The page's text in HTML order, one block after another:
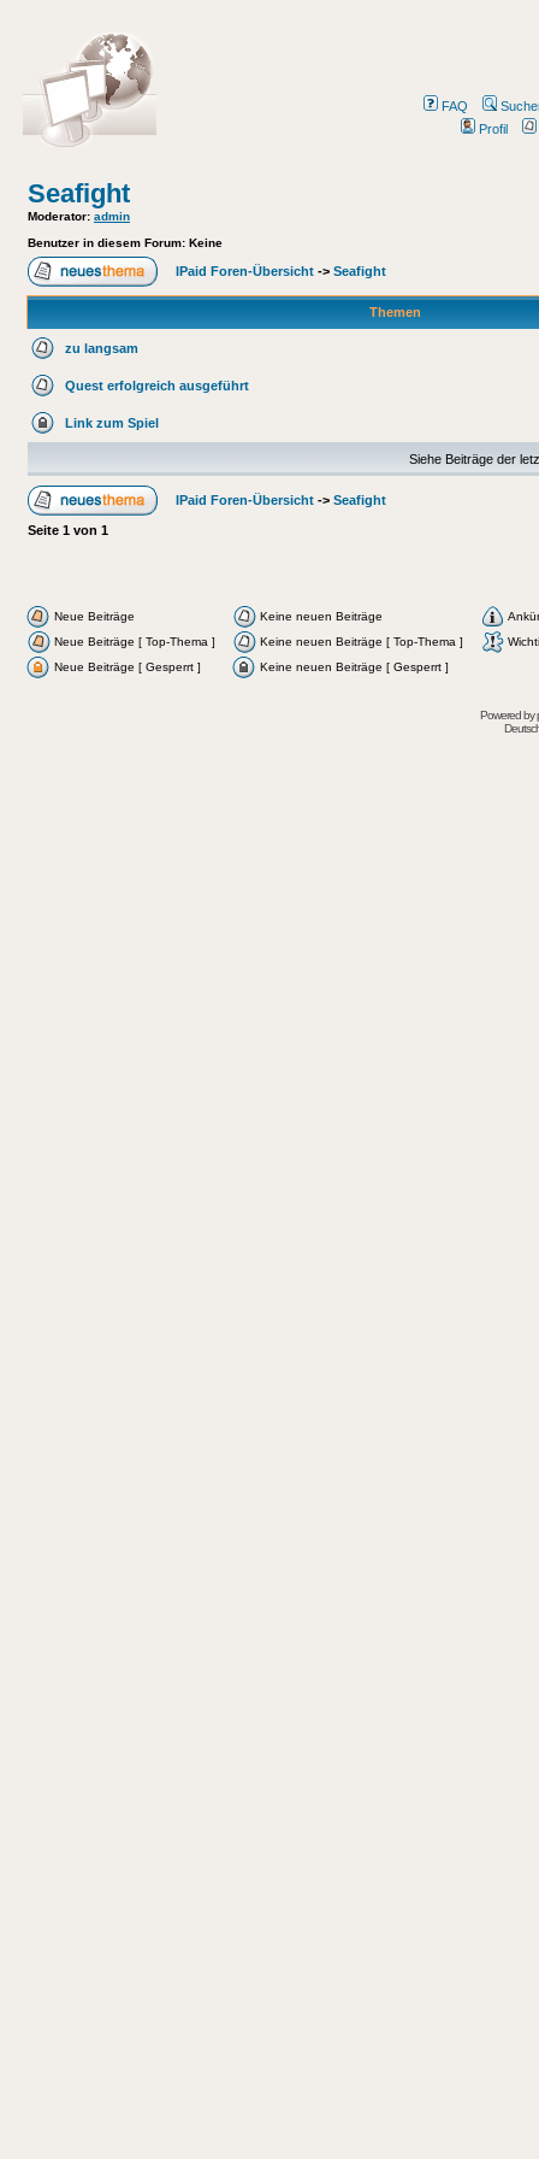
FAQ
Profil
Seafight
Moderator: admin
Benutzer in diesem Forum: Keine
IPaid Foren-Übersicht -> Seafight
Themen
zu langsam
Quest erfolgreich ausgeführt
Link zum Spiel
Siehe Beiträge der
IPaid Foren-Übersicht -> Seafight
Seite 1 von 1
Neue Beiträge Keine neuen Beiträge
Neue Beiträge [ Top-Thema ]
Keine neuen Beiträge [ Top-Thema ]
Neue Beiträge [ Gesperrt ]
Keine neuen Beiträge [ Gesperrt ]
Powered by